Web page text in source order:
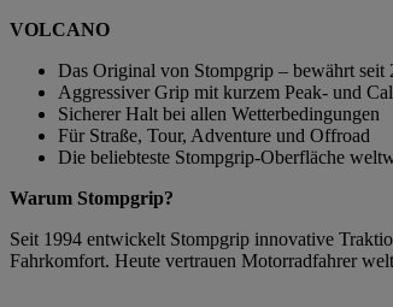
VOLCANO
Das Original von Stompgrip – bewährt seit
Aggressiver Grip mit kurzem Peak- und
Sicherer Halt bei allen Wetterbedingungen
Für Straße, Tour, Adventure und Offroad
Die beliebteste Stompgrip-Oberfläche
Warum Stompgrip?
Seit 1994 entwickelt Stompgrip innovative
Fahrkomfort. Heute vertrauen Motorradfahrer